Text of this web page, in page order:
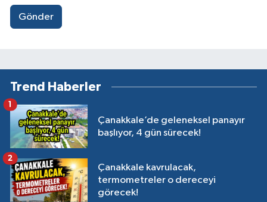
Gönder
Trend Haberler
Çanakkale’de geleneksel panayır
başlıyor, 4 gün sürecek!
1
Çanakkale kavrulacak,
termometreler o dereceyi
görecek!
2